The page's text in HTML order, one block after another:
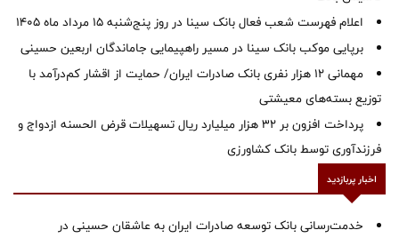
اعلام فهرست شعب فعال بانک سینا در روز پنج‌شنبه 15 مرداد ماه 1405
برپایی موکب بانک سینا در مسیر راهپیمایی جاماندگان اربعین حسینی
مهمانی ۱۲ هزار نفری بانک صادرات ایران/ حمایت از اقشار کم‌درآمد با
توزیع بسته‌های معیشتی
پرداخت افزون بر 32 هزار میلیارد ریال تسهیلات قرض الحسنه ازدواج و
فرزندآوری توسط بانک کشاورزی
اخبار پربازدید
خدمت‌رسانی بانک توسعه صادرات ایران به عاشقان حسینی در